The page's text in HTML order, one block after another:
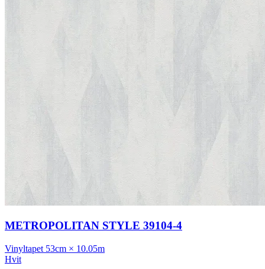
METROPOLITAN STYLE 39104-4
Vinyltapet 53cm × 10.05m
Hvit